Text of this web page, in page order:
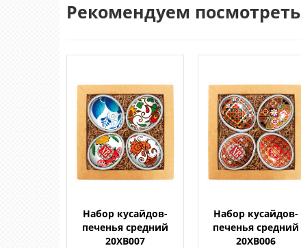
Рекомендуем посмотреть
Набор кусайдов-
печенья средний
20ХВ007
Набор кусайдов-
печенья средний
20ХВ006